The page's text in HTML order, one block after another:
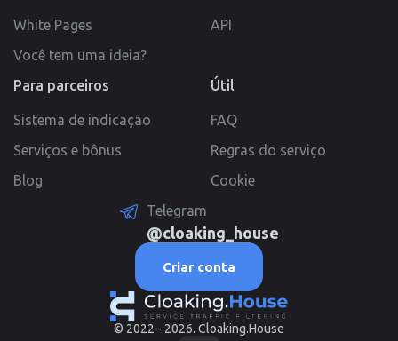
© 2022 - 2026. Cloaking.House
White Pages
API
Você tem uma ideia?
Para parceiros
Sistema de indicação
Serviços e bônus
Blog
Útil
FAQ
Regras do serviço
Cookie
Telegram
@cloaking_house
Criar conta